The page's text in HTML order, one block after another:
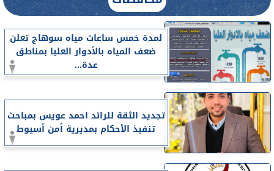
لمدة خمس ساعات مياه سوهاج تعلن
ضعف المياه بالأدوار العليا بمناطق
عدة...
تجديد الثقة للرائد احمد عويس بمباحث
تنفيذ الأحكام بمديرية أمن أسيوط